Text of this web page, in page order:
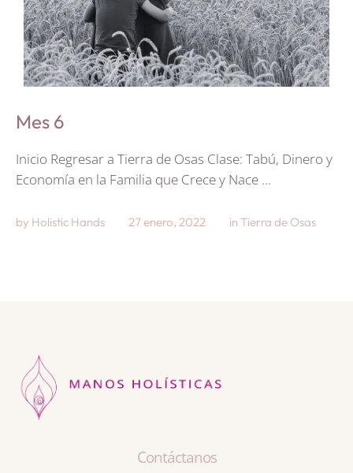
Mes 6
Inicio Regresar a Tierra de Osas Clase: Tabú, Dinero y
Economía en la Familia que Crece y Nace …
by Holistic Hands 27 enero, 2022 in Tierra de Osas
Contáctanos